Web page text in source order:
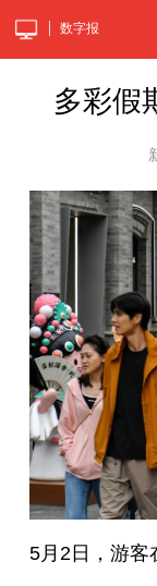
数字报
多彩假
5月2日，游客